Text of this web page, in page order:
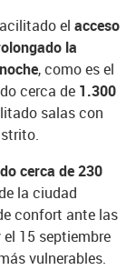
el acceso
la
, como es el
cerca de 1.300
salas con
cerca de 230
la ciudad
confort ante las
15 septiembre
vulnerables.